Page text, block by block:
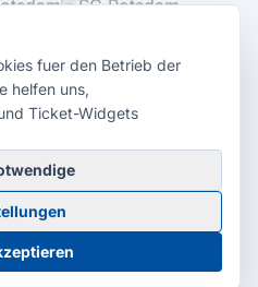
entwickelt durch dieMedienagentur
AGBDatenschutzImpressum
fuer den Betrieb der
helfen uns,
Ticket-Widgets